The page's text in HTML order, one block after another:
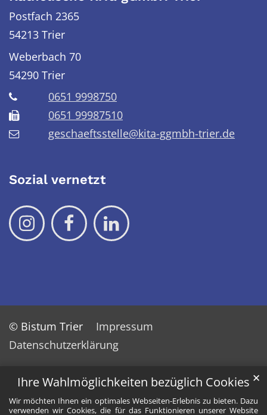
Ihre Wahlmöglichkeiten bezüglich Cookies
Wir möchten Ihnen ein optimales Webseiten-Erlebnis zu bieten. Dazu
verwenden wir Cookies, die für das Funktionieren unserer Website
✕
Postfach 2365
54213 Trier
Weberbach 70
54290 Trier
0651 9998750
0651 99987510
geschaeftsstelle@kita-ggmbh-trier.de
Sozial vernetzt
© Bistum Trier
Impressum
Datenschutzerklärung